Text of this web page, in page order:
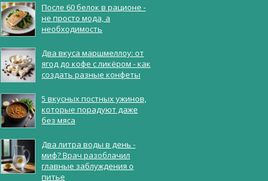
После 60 белок в рационе -
не просто мода, а
необходимость
Два вкуса маршмеллоу: от
ягод до кофе с ликёром - как
создать разные конфеты
5 вкусных постных ужинов,
которые порадуют даже
без мяса
Два литра воды в день -
миф? Врач разоблачил
главные заблуждения о
питье